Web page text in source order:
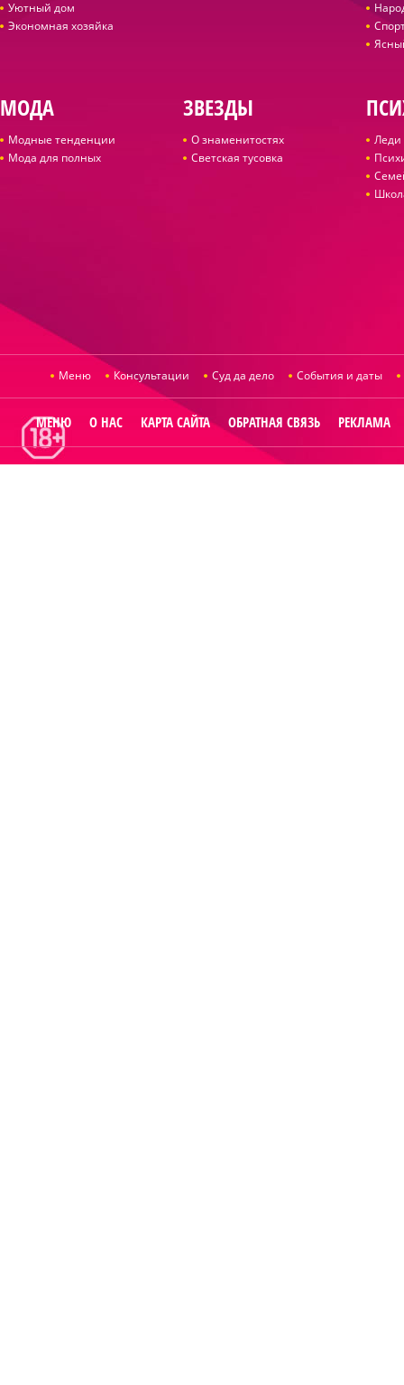
Уютный дом
Экономная хозяйка
МОДА
Модные тенденции
Мода для полных
ЗВЕЗДЫ
О знаменитостях
Светская тусовка
Леди
Меню Консультации Суд да дело События и даты
МЕНЮ О НАС КАРТА САЙТА ОБРАТНАЯ СВЯЗЬ РЕКЛАМА